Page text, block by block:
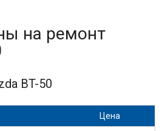
на ремонт
BT-50
Цена